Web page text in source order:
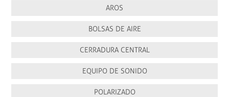
AROS
BOLSAS DE AIRE
CERRADURA CENTRAL
EQUIPO DE SONIDO
POLARIZADO